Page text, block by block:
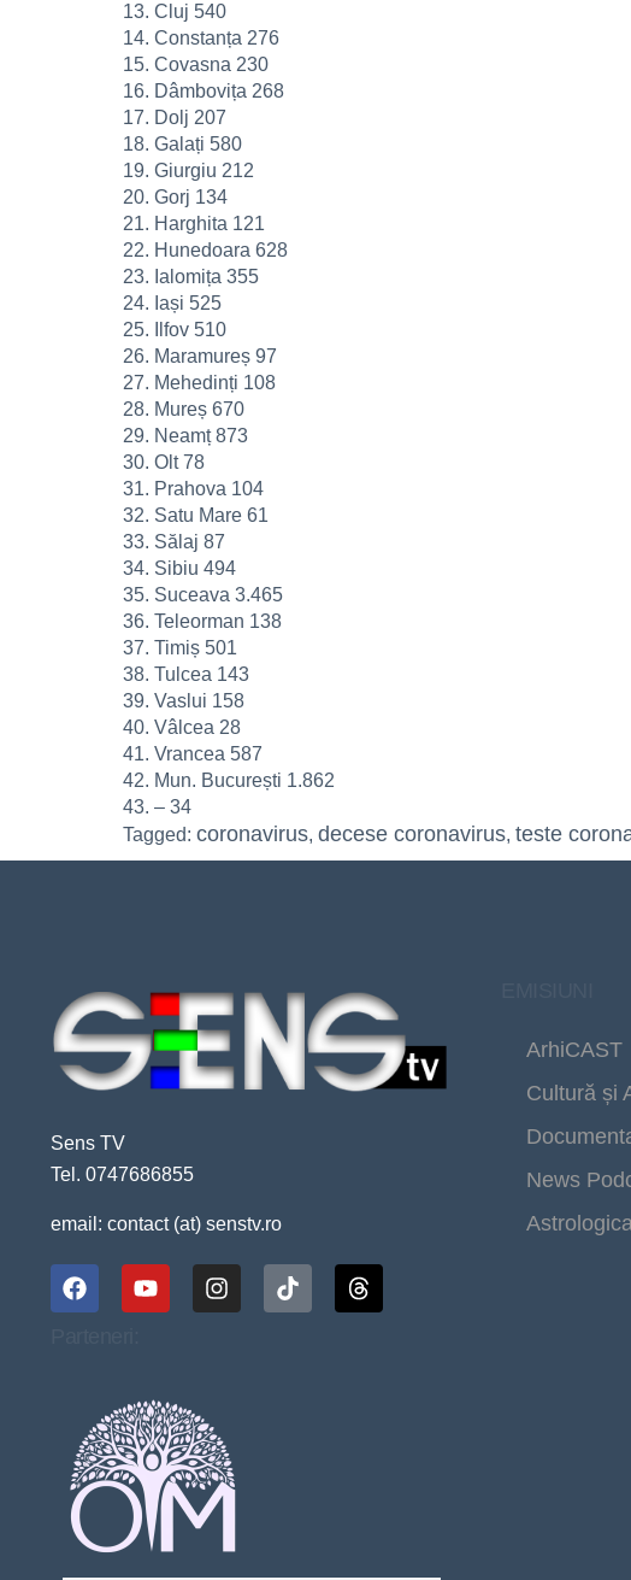
13. Cluj 540
14. Constanța 276
15. Covasna 230
16. Dâmbovița 268
17. Dolj 207
18. Galați 580
19. Giurgiu 212
20. Gorj 134
21. Harghita 121
22. Hunedoara 628
23. Ialomița 355
24. Iași 525
25. Ilfov 510
26. Maramureș 97
27. Mehedinți 108
28. Mureș 670
29. Neamț 873
30. Olt 78
31. Prahova 104
32. Satu Mare 61
33. Sălaj 87
34. Sibiu 494
35. Suceava 3.465
36. Teleorman 138
37. Timiș 501
38. Tulcea 143
39. Vaslui 158
40. Vâlcea 28
41. Vrancea 587
42. Mun. București 1.862
43. – 34
Tagged: coronavirus, decese coronavirus, teste
Sens TV
Tel. 0747686855
email: contact (at) senstv.ro
ArhiCAST
Cultură și
News